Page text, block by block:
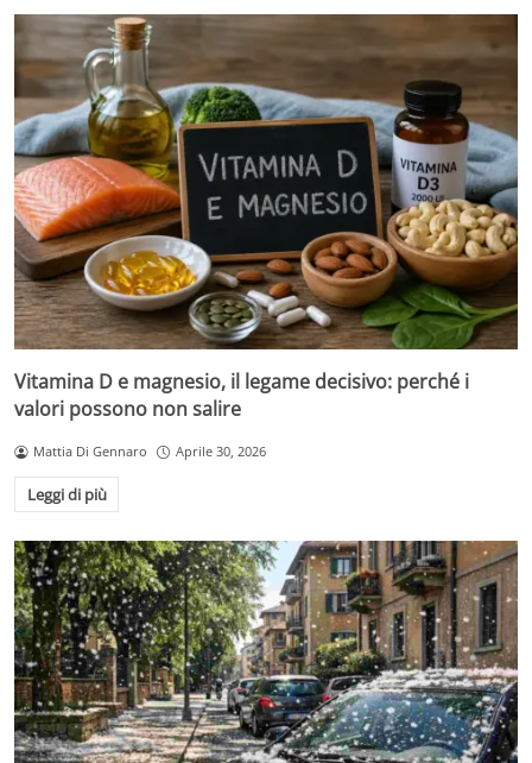
Vitamina D e magnesio, il legame decisivo: perché i
valori possono non salire
Mattia Di Gennaro Aprile 30, 2026
Leggi di più